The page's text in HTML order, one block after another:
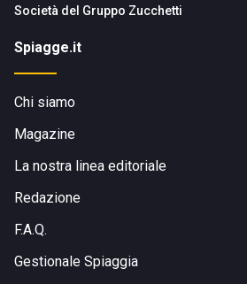
Società del Gruppo Zucchetti
Spiagge.it
Chi siamo
Magazine
La nostra linea editoriale
Redazione
F.A.Q.
Gestionale Spiaggia